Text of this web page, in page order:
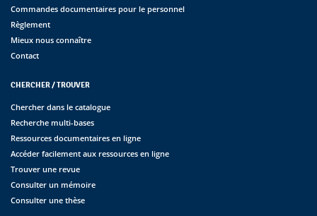
Commandes documentaires pour le personnel
Règlement
Mieux nous connaître
Contact
CHERCHER / TROUVER
Chercher dans le catalogue
Recherche multi-bases
Ressources documentaires en ligne
Accéder facilement aux ressources en ligne
Trouver une revue
Consulter un mémoire
Consulter une thèse